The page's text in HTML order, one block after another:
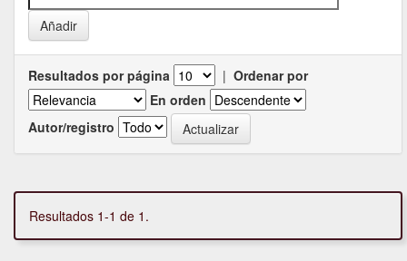
Resultados por página | Ordenar por
En orden
Autor/registro
Resultados 1-1 de 1.